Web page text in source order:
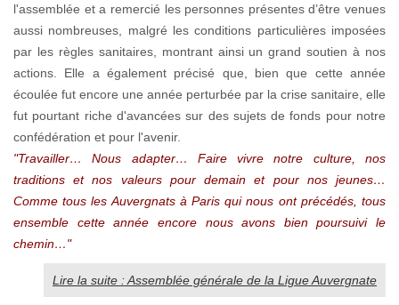
l'assemblée et a remercié les personnes présentes d’être venues
aussi nombreuses, malgré les conditions particulières imposées
par les règles sanitaires, montrant ainsi un grand soutien à nos
actions. Elle a également précisé que, bien que cette année
écoulée fut encore une année perturbée par la crise sanitaire, elle
fut pourtant riche d'avancées sur des sujets de fonds pour notre
confédération et pour l'avenir.
"Travailler… Nous adapter… Faire vivre notre culture, nos
traditions et nos valeurs pour demain et pour nos jeunes…
Comme tous les Auvergnats à Paris qui nous ont précédés, tous
ensemble cette année encore nous avons bien poursuivi le
chemin…"
Lire la suite : Assemblée générale de la Ligue Auvergnate